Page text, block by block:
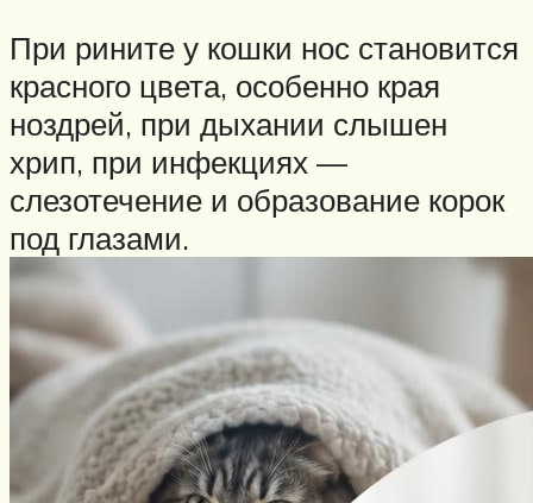
При рините у кошки нос становится
красного цвета, особенно края
ноздрей, при дыхании слышен
хрип, при инфекциях —
слезотечение и образование корок
под глазами.